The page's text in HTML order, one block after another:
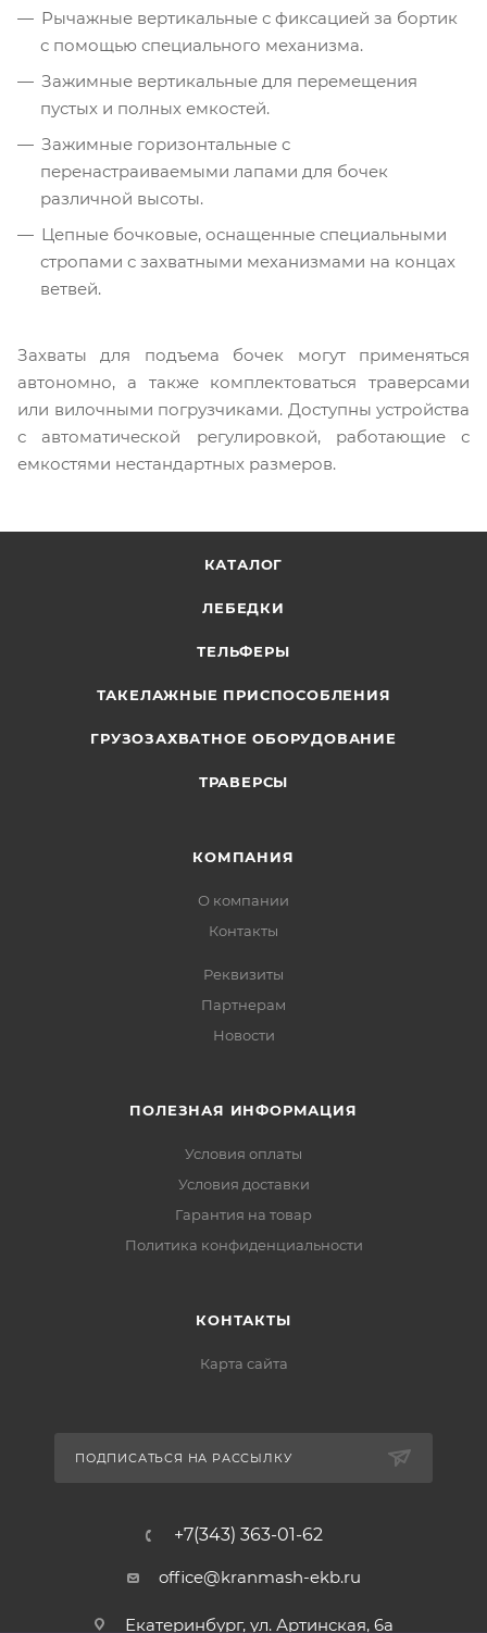
Рычажные вертикальные с фиксацией за бортик
с помощью специального механизма.
Зажимные вертикальные для перемещения
пустых и полных емкостей.
Зажимные горизонтальные с
перенастраиваемыми лапами для бочек
различной высоты.
Цепные бочковые, оснащенные специальными
стропами с захватными механизмами на концах
ветвей.
Захваты для подъема бочек могут применяться
автономно, а также комплектоваться траверсами
или вилочными погрузчиками. Доступны устройства
с автоматической регулировкой, работающие с
емкостями нестандартных размеров.
КАТАЛОГ
ЛЕБЕДКИ
ТЕЛЬФЕРЫ
ТАКЕЛАЖНЫЕ ПРИСПОСОБЛЕНИЯ
ГРУЗОЗАХВАТНОЕ ОБОРУДОВАНИЕ
ТРАВЕРСЫ
КОМПАНИЯ
О компании
Контакты
Реквизиты
Партнерам
Новости
ПОЛЕЗНАЯ ИНФОРМАЦИЯ
Условия оплаты
Условия доставки
Гарантия на товар
Политика конфиденциальности
КОНТАКТЫ
Карта сайта
ПОДПИСАТЬСЯ НА РАССЫЛКУ
+7(343) 363-01-62
office@kranmash-ekb.ru
Екатеринбург, ул. Артинская, 6а